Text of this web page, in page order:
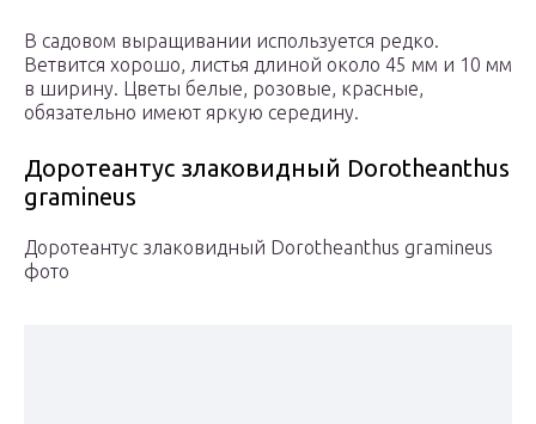
В садовом выращивании используется редко.
Ветвится хорошо, листья длиной около 45 мм и 10 мм
в ширину. Цветы белые, розовые, красные,
обязательно имеют яркую середину.
Доротеантус злаковидный Dorotheanthus
gramineus
Доротеантус злаковидный Dorotheanthus gramineus
фото